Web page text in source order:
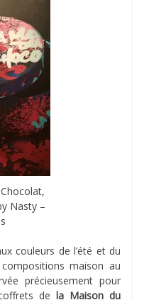
Nasty –
couleurs de l’été et du
maison au
précieusement pour
de la Maison du